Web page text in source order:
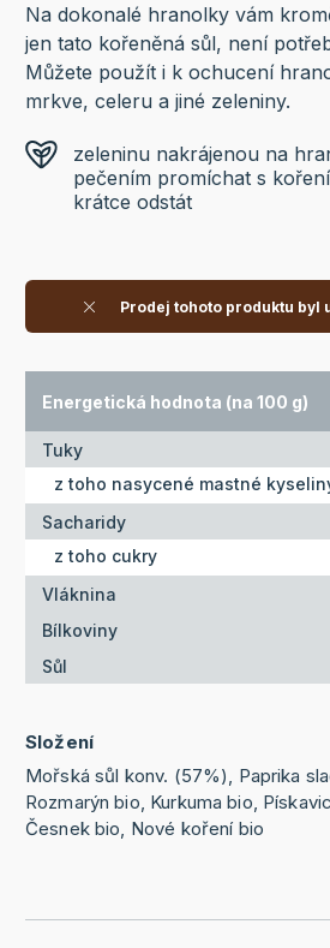
Na dokonalé hranolky vám
jen tato kořeněná sůl, není
Můžete použít i k ochucení
mrkve, celeru a jiné zeleniny.
zeleninu nakrájenou na
pečením promíchat s
krátce odstát
Prodej tohoto produktu byl
Energetická hodnota (na 100 g)
Tuky
z toho nasycené mastné
Sacharidy
z toho cukry
Vláknina
Bílkoviny
Sůl
Složení
Mořská sůl konv. (57%), Paprika
Rozmarýn bio, Kurkuma bio,
Česnek bio, Nové koření bio